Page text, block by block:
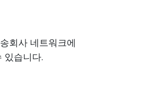
회사 네트워크에
있습니다.